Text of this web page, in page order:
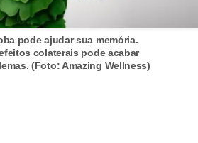
pode ajudar sua memória.
colaterais pode acabar
(Foto: Amazing Wellness)